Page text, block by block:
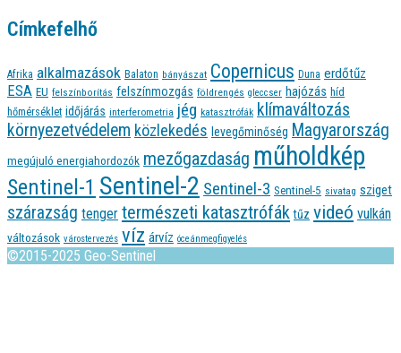
Címkefelhő
Afrika alkalmazások Balaton bányászat Copernicus Duna erdőtűz
ESA EU felszínborítás felszínmozgás földrengés gleccser hajózás híd
hőmérséklet időjárás interferometria jég katasztrófák klímaváltozás
környezetvédelem közlekedés levegőminőség Magyarország
megújuló energiahordozók mezőgazdaság műholdkép
Sentinel-1 Sentinel-2 Sentinel-3 Sentinel-5 sivatag sziget
szárazság tenger természeti katasztrófák tűz videó vulkán
változások várostervezés víz árvíz óceánmegfigyelés
©2015-2025 Geo-Sentinel